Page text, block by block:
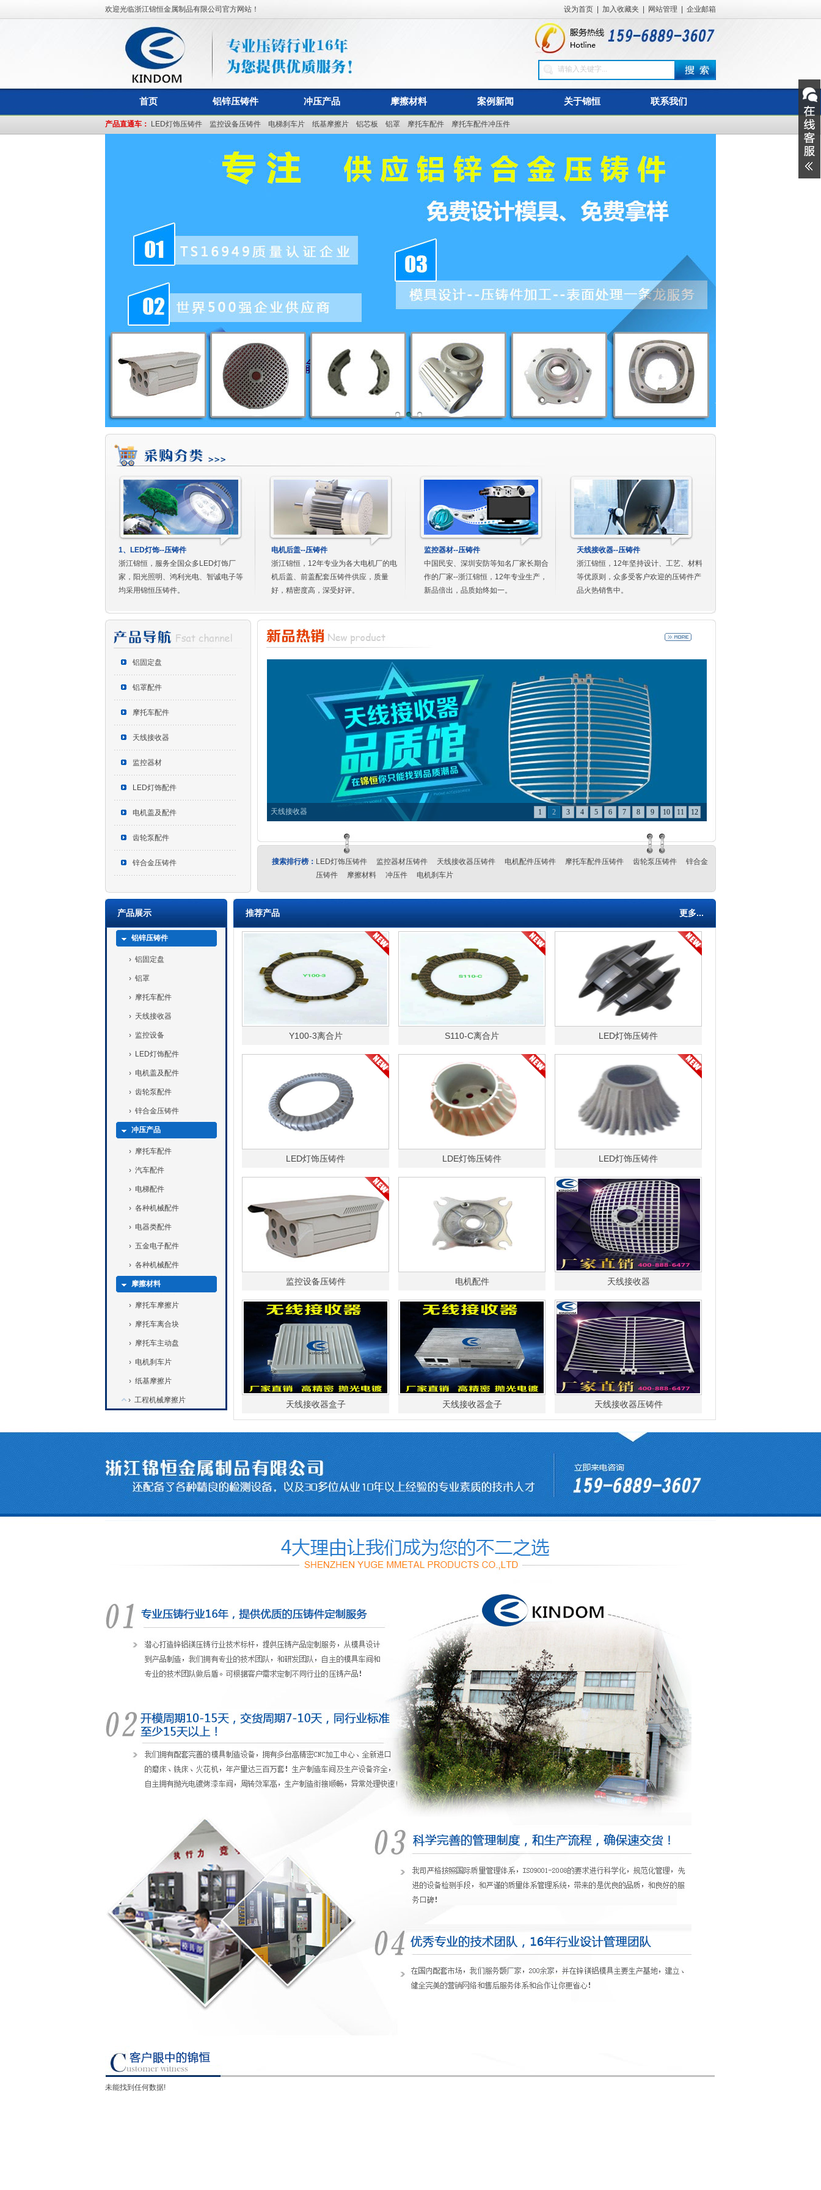
欢迎光临浙江锦恒金属制品有限公司官方网站！ 设为首页 加入收藏夹 网站管理 企业邮箱
首页 铝锌压铸件 冲压产品 摩擦材料 案例新闻 关于锦恒 联系我们
产品直通车： LED灯饰压铸件 监控设备压铸件 电梯刹车片 纸基摩擦片 铝芯板 铝罩 摩托车配件 摩托车配件冲压件
1、LED灯饰--压铸件
浙江锦恒，服务全国众多LED灯饰厂
家，阳光照明、鸿利光电、智诚电子等
均采用锦恒压铸件。
电机后盖--压铸件
浙江锦恒，12年专业为各大电机厂的电
机后盖、前盖配套压铸件供应，质量
好，精密度高，深受好评。
监控器材--压铸件
中国民安、深圳安防等知名厂家长期合
作的厂家--浙江锦恒，12年专业生产，
新品倍出，品质始终如一。
天线接收器--压铸件
浙江锦恒，12年坚持设计、工艺、材料
等优原则，众多受客户欢迎的压铸件产
品火热销售中。
铝固定盘
铝罩配件
摩托车配件
天线接收器
监控器材
LED灯饰配件
电机盖及配件
齿轮泵配件
锌合金压铸件
天线接收器 1 2 3 4 5 6 7 8 9 10 11 12
搜索排行榜： LED灯饰压铸件 监控器材压铸件 天线接收器压铸件 电机配件压铸件 摩托车配件压铸件 齿轮泵压铸件
锌合金
压铸件
摩擦材料 冲压件 电机刹车片
产品展示
铝锌压铸件
› 铝固定盘
› 铝罩
› 摩托车配件
› 天线接收器
› 监控设备
› LED灯饰配件
› 电机盖及配件
› 齿轮泵配件
› 锌合金压铸件
冲压产品
› 摩托车配件
› 汽车配件
› 电梯配件
› 各种机械配件
› 电器类配件
› 五金电子配件
› 各种机械配件
摩擦材料
› 摩托车摩擦片
› 摩托车离合块
› 摩托车主动盘
› 电机刹车片
› 纸基摩擦片
› 工程机械摩擦片
推荐产品 更多...
Y100-3离合片 S110-C离合片 LED灯饰压铸件
LED灯饰压铸件 LDE灯饰压铸件 LED灯饰压铸件
监控设备压铸件 电机配件 天线接收器
天线接收器盒子 天线接收器盒子 天线接收器压铸件
未能找到任何数据!